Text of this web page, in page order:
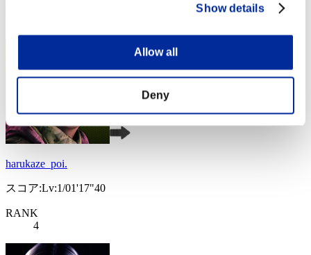
Show details
Allow all
Deny
harukaze_poi.
スコア:Lv:1/01'17"40
RANK
4